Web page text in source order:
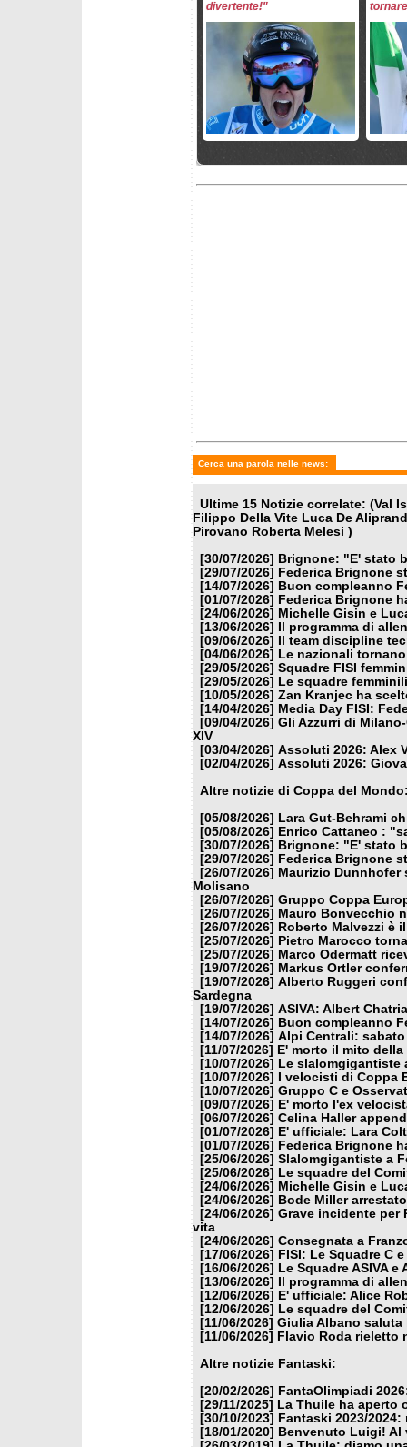
divertente!"
ricevuto l'Ambrogino d'oro
Cerca una parola nelle news:
Ultime 15 Notizie correlate: (Val
Filippo Della Vite Luca De
Pirovano Roberta Melesi )
[30/07/2026]
Brignone: "E' stato
[29/07/2026]
Federica Brignone
[14/07/2026]
Buon compleanno
[01/07/2026]
Federica Brignone
[24/06/2026] Michelle Gisin e
[13/06/2026]
Il programma di
[09/06/2026]
Il team discipline
[04/06/2026]
Le nazionali
[29/05/2026] Squadre FISI
[29/05/2026]
Le squadre
[10/05/2026] Zan Kranjec ha
[14/04/2026] Media Day FISI:
[09/04/2026] Gli Azzurri di
XIV
[03/04/2026] Assoluti 2026: Alex
[02/04/2026] Assoluti 2026:
Altre notizie di Coppa del
[05/08/2026]
Lara Gut-Behrami
[05/08/2026]
Enrico Cattaneo :
[30/07/2026]
Brignone: "E' stato
[29/07/2026]
Federica Brignone
[26/07/2026] Maurizio Dunnhofer
Molisano
[26/07/2026] Gruppo Coppa
[26/07/2026] Mauro Bonvecchio
[26/07/2026]
Roberto Malvezzi è
[25/07/2026]
Pietro Marocco
[25/07/2026] Marco Odermatt
[19/07/2026] Markus Ortler
[19/07/2026] Alberto Ruggeri
Sardegna
[19/07/2026] ASIVA: Albert
[14/07/2026]
Buon compleanno
[14/07/2026] Alpi Centrali:
[11/07/2026]
E' morto il mito
[10/07/2026]
Le
[10/07/2026]
I velocisti di Coppa
[10/07/2026] Gruppo C e
[09/07/2026]
E' morto l'ex
[06/07/2026] Celina Haller
[01/07/2026]
E' ufficiale: Lara
[01/07/2026]
Federica Brignone
[25/06/2026] Slalomgigantiste a
[25/06/2026]
Le squadre del
[24/06/2026] Michelle Gisin e
[24/06/2026]
Bode Miller
[24/06/2026] Grave incidente per
vita
[24/06/2026] Consegnata a
[17/06/2026]
FISI: Le Squadre C
[16/06/2026]
Le Squadre ASIVA
[13/06/2026]
Il programma di
[12/06/2026]
E' ufficiale: Alice
[12/06/2026]
Le squadre del
[11/06/2026] Giulia Albano saluta
[11/06/2026]
Flavio Roda rieletto
Altre notizie Fantaski:
[20/02/2026]
FantaOlimpiadi
[29/11/2025]
La Thuile ha aperto
[30/10/2023]
Fantaski 2023/
[18/01/2020]
Benvenuto Luigi! Al